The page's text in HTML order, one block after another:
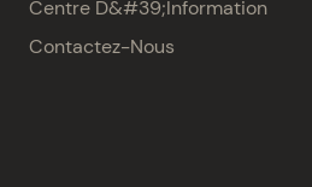
Centre D&#39;information
Contactez-Nous